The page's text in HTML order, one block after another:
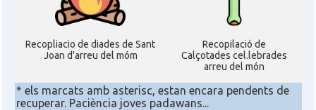
Recopliacio de diades de Sant
Joan d'arreu del móm
Recopilació de
Calçotades cel.lebrades
arreu del món
* els marcats amb asterisc, estan encara pendents de
recuperar. Paciència joves padawans...